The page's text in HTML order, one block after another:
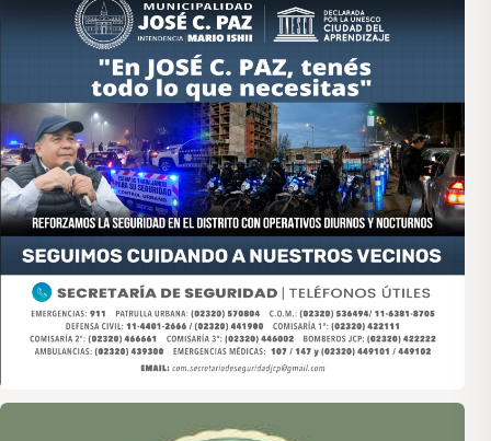
Asociación de Medios Vecinales